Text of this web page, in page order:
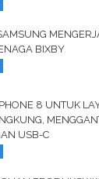
BIXBY
8 UNTUK
USB-C